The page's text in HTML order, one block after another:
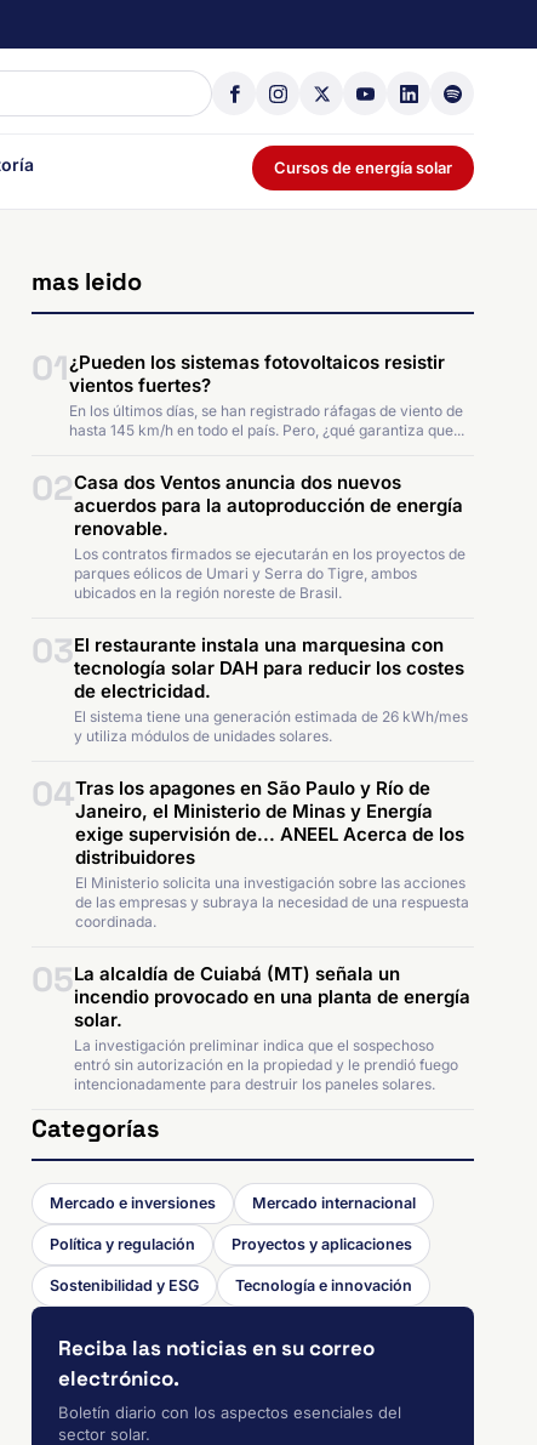
Cursos de energía solar
mas leido
01¿Pueden los sistemas fotovoltaicos resistir
vientos fuertes?
En los últimos días, se han registrado ráfagas de viento de
hasta 145 km/h en todo el país. Pero, ¿qué garantiza que...
02Casa dos Ventos anuncia dos nuevos
acuerdos para la autoproducción de energía
renovable.
Los contratos firmados se ejecutarán en los proyectos de
parques eólicos de Umari y Serra do Tigre, ambos
ubicados en la región noreste de Brasil.
03El restaurante instala una marquesina con
tecnología solar DAH para reducir los costes
de electricidad.
El sistema tiene una generación estimada de 26 kWh/mes
y utiliza módulos de unidades solares.
04Tras los apagones en São Paulo y Río de
Janeiro, el Ministerio de Minas y Energía
exige supervisión de... ANEEL Acerca de los
distribuidores
El Ministerio solicita una investigación sobre las acciones
de las empresas y subraya la necesidad de una respuesta
coordinada.
05La alcaldía de Cuiabá (MT) señala un
incendio provocado en una planta de energía
solar.
La investigación preliminar indica que el sospechoso
entró sin autorización en la propiedad y le prendió fuego
intencionadamente para destruir los paneles solares.
Categorías
Mercado e inversiones Mercado internacional
Política y regulación Proyectos y aplicaciones
Sostenibilidad y ESG Tecnología e innovación
Reciba las noticias en su correo
electrónico.
Boletín diario con los aspectos esenciales del
sector solar.